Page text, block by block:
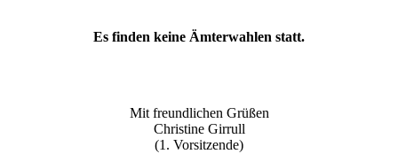
Es finden keine Ämterwahlen statt.
Mit freundlichen Grüßen
Christine Girrull
(1. Vorsitzende)